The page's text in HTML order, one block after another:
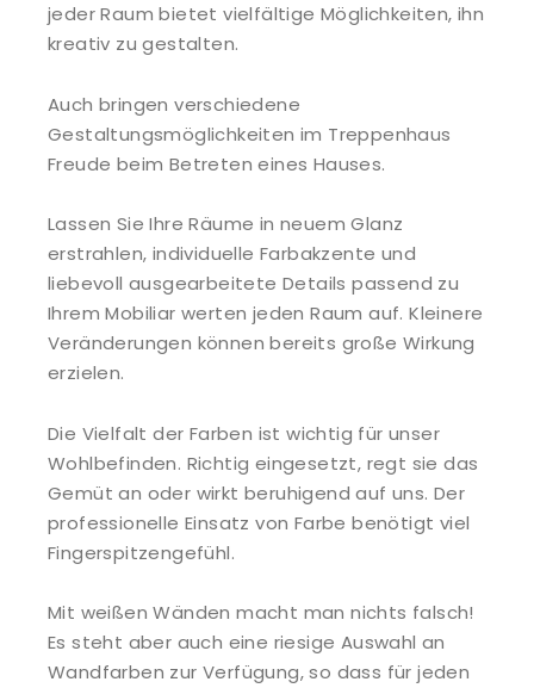
jeder Raum bietet vielfältige Möglichkeiten, ihn
kreativ zu gestalten.
Auch bringen verschiedene
Gestaltungsmöglichkeiten im Treppenhaus
Freude beim Betreten eines Hauses.
Lassen Sie Ihre Räume in neuem Glanz
erstrahlen, individuelle Farbakzente und
liebevoll ausgearbeitete Details passend zu
Ihrem Mobiliar werten jeden Raum auf. Kleinere
Veränderungen können bereits große Wirkung
erzielen.
Die Vielfalt der Farben ist wichtig für unser
Wohlbefinden. Richtig eingesetzt, regt sie das
Gemüt an oder wirkt beruhigend auf uns. Der
professionelle Einsatz von Farbe benötigt viel
Fingerspitzengefühl.
Mit weißen Wänden macht man nichts falsch!
Es steht aber auch eine riesige Auswahl an
Wandfarben zur Verfügung, so dass für jeden